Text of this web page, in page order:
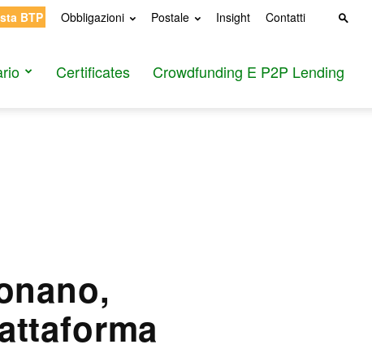
BTP Obbligazioni Postale Insight Contatti
Certificates Crowdfunding E P2P Lending